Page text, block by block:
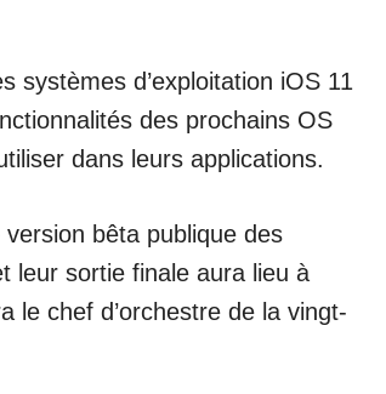
systèmes d’exploitation iOS 11
des prochains OS
dans leurs applications.
bêta publique des
leur sortie finale aura lieu à
le chef d’orchestre de la vingt-